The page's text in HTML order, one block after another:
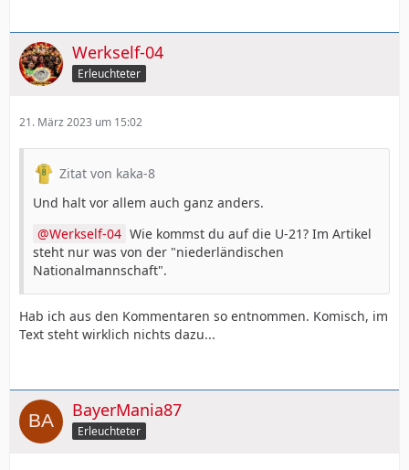
Werkself-04
Erleuchteter
21. März 2023 um 15:02
Zitat von kaka-8
Und halt vor allem auch ganz anders.
Werkself-04 Wie kommst du auf die U-21? Im Artikel
steht nur was von der "niederländischen
Nationalmannschaft".
Hab ich aus den Kommentaren so entnommen. Komisch, im
Text steht wirklich nichts dazu...
BayerMania87
Erleuchteter